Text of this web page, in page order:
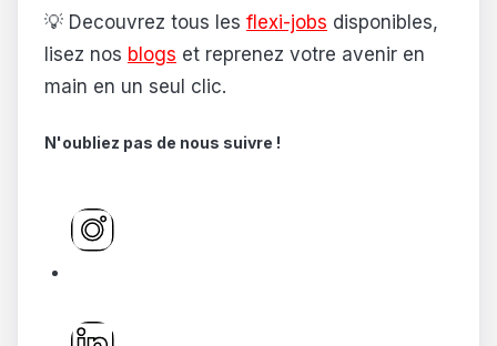
💡 Decouvrez tous les flexi-jobs disponibles,
lisez nos blogs et reprenez votre avenir en
main en un seul clic.
N'oubliez pas de nous suivre !